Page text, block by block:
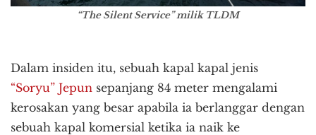
“The Silent Service” milik TLDM
Dalam insiden itu, sebuah kapal kapal jenis
“Soryu” Jepun sepanjang 84 meter mengalami
kerosakan yang besar apabila ia berlanggar dengan
sebuah kapal komersial ketika ia naik ke